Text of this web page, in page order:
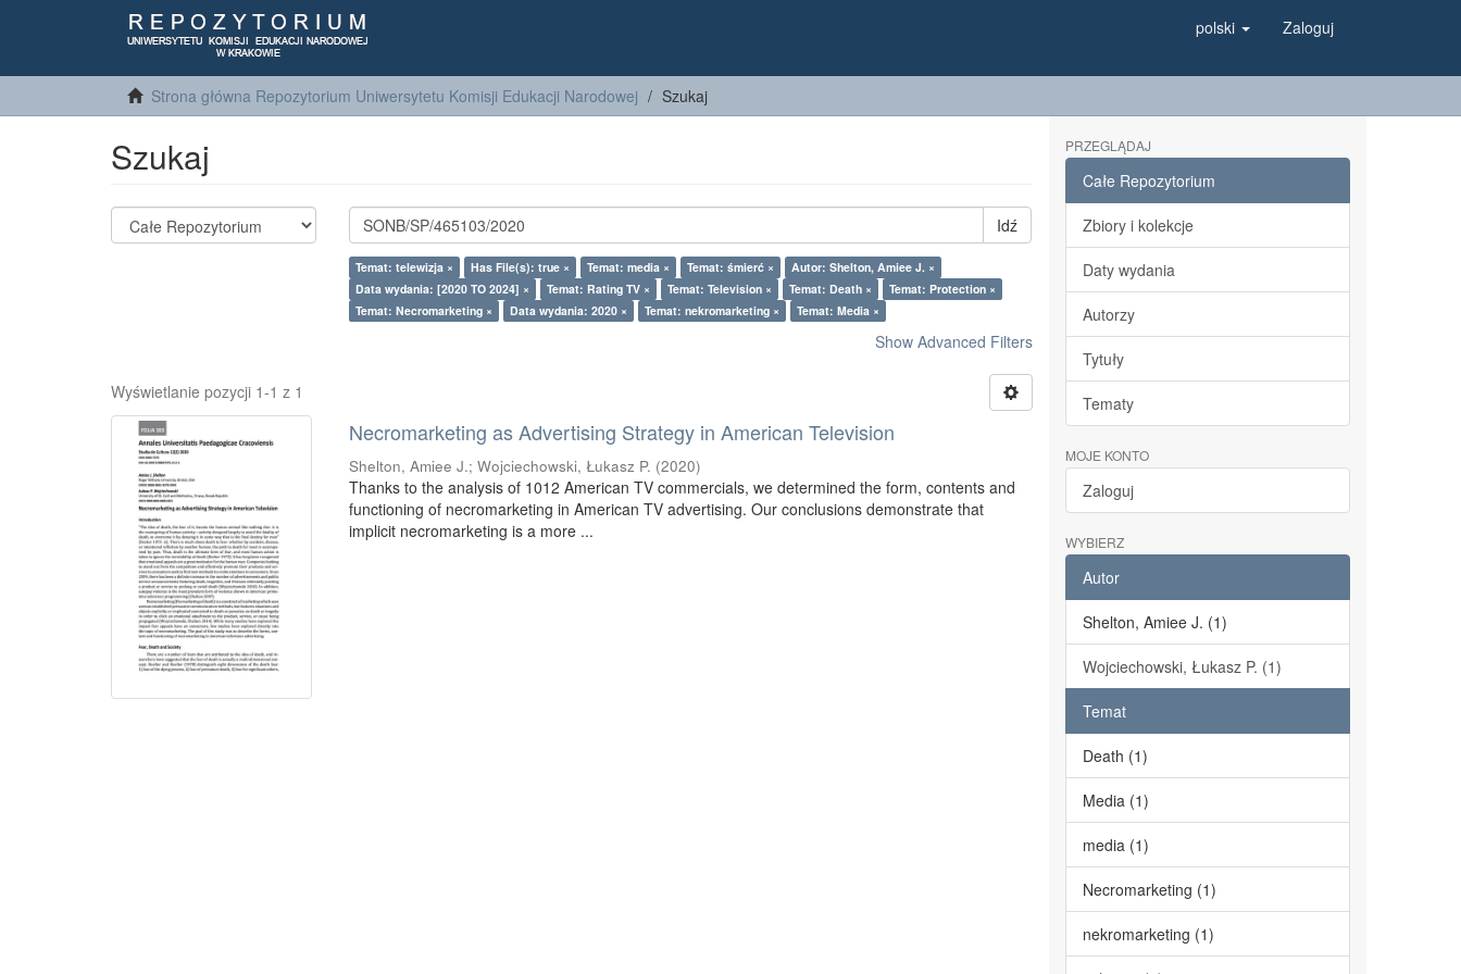
polski Zaloguj
Strona główna Repozytorium Uniwersytetu Komisji Edukacji Narodowej Szukaj
Szukaj
Idź
Temat: telewizja × Has File(s): true × Temat: media × Temat: śmierć ×
Autor: Shelton, Amiee J. ×
Data wydania: [2020 TO 2024] ×
Temat: Rating TV × Temat: Television × Temat: Death ×
Temat: Protection ×
Temat: Necromarketing ×
Data wydania: 2020 × Temat: nekromarketing × Temat: Media ×
Show Advanced Filters
Wyświetlanie pozycji 1-1 z 1
Necromarketing as Advertising Strategy in American Television
Shelton, Amiee J.;Wojciechowski, Łukasz P. (2020)
Thanks to the analysis of 1012 American TV commercials, we determined the form, contents and
functioning of necromarketing in American TV advertising. Our conclusions demonstrate that
implicit necromarketing is a more ...
PRZEGLĄDAJ
Całe Repozytorium
Zbiory i kolekcje
Daty wydania
Autorzy
Tytuły
Tematy
MOJE KONTO
Zaloguj
WYBIERZ
Autor
Shelton, Amiee J. (1)
Wojciechowski, Łukasz P. (1)
Temat
Death (1)
Media (1)
media (1)
Necromarketing (1)
nekromarketing (1)